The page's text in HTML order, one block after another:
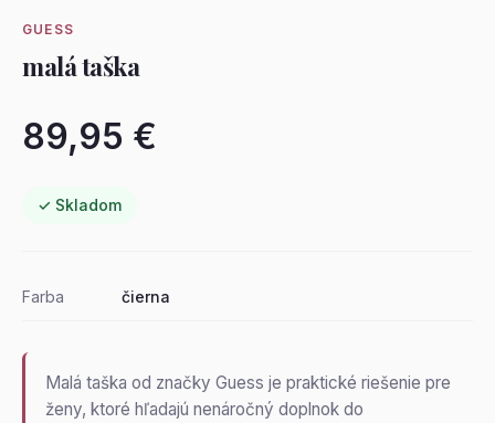
GUESS
malá taška
89,95 €
✓ Skladom
Farba čierna
Malá taška od značky Guess je praktické riešenie pre
ženy, ktoré hľadajú nenáročný doplnok do